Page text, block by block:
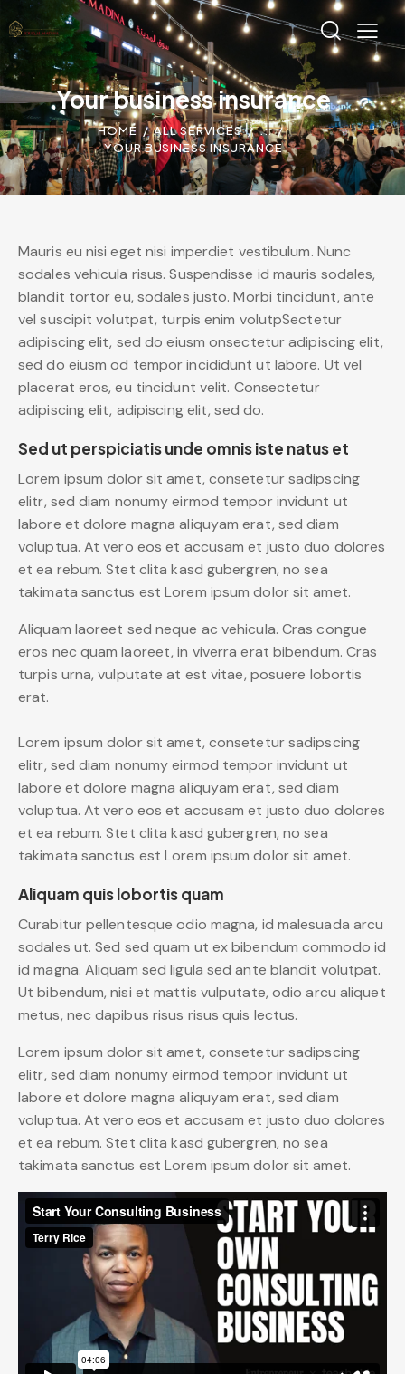
Your business insurance
HOME ALL SERVICES
...
YOUR BUSINESS INSURANCE
Mauris eu nisi eget nisi imperdiet vestibulum. Nunc
sodales vehicula risus. Suspendisse id mauris sodales,
blandit tortor eu, sodales justo. Morbi tincidunt, ante
vel suscipit volutpat, turpis enim volutpSectetur
adipiscing elit, sed do eiusm onsectetur adipiscing elit,
sed do eiusm od tempor incididunt ut labore. Ut vel
placerat eros, eu tincidunt velit. Consectetur
adipiscing elit, adipiscing elit, sed do.
Sed ut perspiciatis unde omnis iste natus et
Lorem ipsum dolor sit amet, consetetur sadipscing
elitr, sed diam nonumy eirmod tempor invidunt ut
labore et dolore magna aliquyam erat, sed diam
voluptua. At vero eos et accusam et justo duo dolores
et ea rebum. Stet clita kasd gubergren, no sea
takimata sanctus est Lorem ipsum dolor sit amet.
Aliquam laoreet sed neque ac vehicula. Cras congue
eros nec quam laoreet, in viverra erat bibendum. Cras
turpis urna, vulputate at est vitae, posuere lobortis
erat.
Lorem ipsum dolor sit amet, consetetur sadipscing
elitr, sed diam nonumy eirmod tempor invidunt ut
labore et dolore magna aliquyam erat, sed diam
voluptua. At vero eos et accusam et justo duo dolores
et ea rebum. Stet clita kasd gubergren, no sea
takimata sanctus est Lorem ipsum dolor sit amet.
Aliquam quis lobortis quam
Curabitur pellentesque odio magna, id malesuada arcu
sodales ut. Sed sed quam ut ex bibendum commodo id
id magna. Aliquam sed ligula sed ante blandit volutpat.
Ut bibendum, nisi et mattis vulputate, odio arcu aliquet
metus, nec dapibus risus risus quis lectus.
Lorem ipsum dolor sit amet, consetetur sadipscing
elitr, sed diam nonumy eirmod tempor invidunt ut
labore et dolore magna aliquyam erat, sed diam
voluptua. At vero eos et accusam et justo duo dolores
et ea rebum. Stet clita kasd gubergren, no sea
takimata sanctus est Lorem ipsum dolor sit amet.